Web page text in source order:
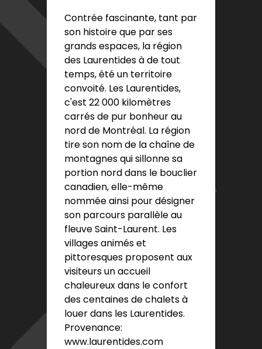
Contrée fascinante, tant par
son histoire que par ses
grands espaces, la région
des Laurentides à de tout
temps, été un territoire
convoité. Les Laurentides,
c'est 22 000 kilomètres
carrés de pur bonheur au
nord de Montréal. La région
tire son nom de la chaîne de
montagnes qui sillonne sa
portion nord dans le bouclier
canadien, elle-même
nommée ainsi pour désigner
son parcours parallèle au
fleuve Saint-Laurent. Les
villages animés et
pittoresques proposent aux
visiteurs un accueil
chaleureux dans le confort
des centaines de chalets à
louer dans les Laurentides.
Provenance:
www.laurentides.com